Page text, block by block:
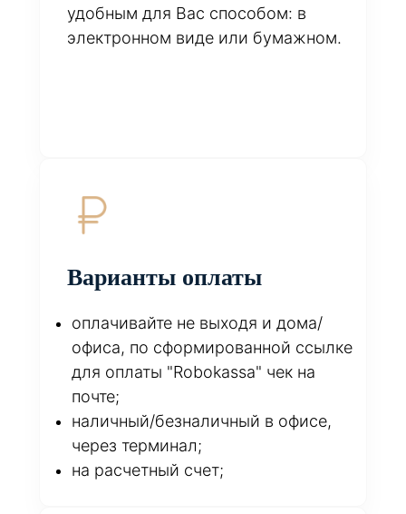
удобным для Вас способом: в
электронном виде или бумажном.
Варианты оплаты
оплачивайте не выходя и дома/
офиса, по сформированной ссылке
для оплаты "Robokassa" чек на
почте;
наличный/безналичный в офисе,
через терминал;
на расчетный счет;